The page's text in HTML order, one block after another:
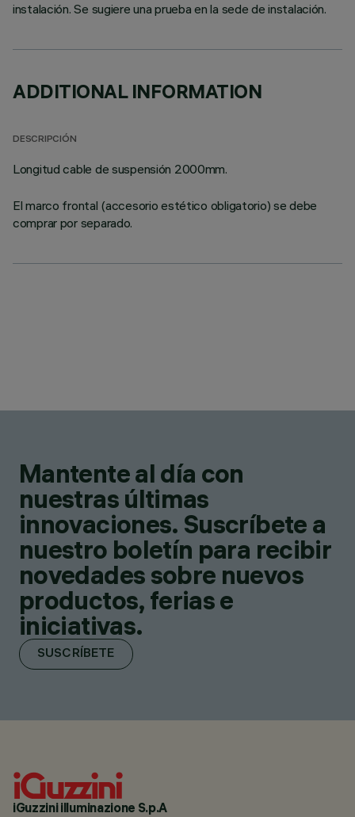
instalación. Se sugiere una prueba en la sede de instalación.
ADDITIONAL INFORMATION
DESCRIPCIÓN
Longitud cable de suspensión 2000mm.
El marco frontal (accesorio estético obligatorio) se debe
comprar por separado.
Mantente al día con
nuestras últimas
innovaciones. Suscríbete a
nuestro boletín para recibir
novedades sobre nuevos
productos, ferias e
iniciativas.
SUSCRÍBETE
iGuzzini illuminazione S.p.A